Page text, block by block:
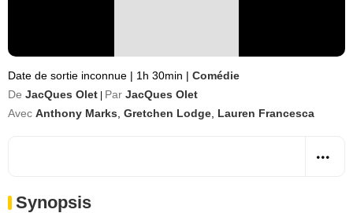
Date de sortie inconnue | 1h 30min | Comédie
De JacQues Olet Par JacQues Olet
Avec Anthony Marks Gretchen Lodge Lauren Francesca
Synopsis